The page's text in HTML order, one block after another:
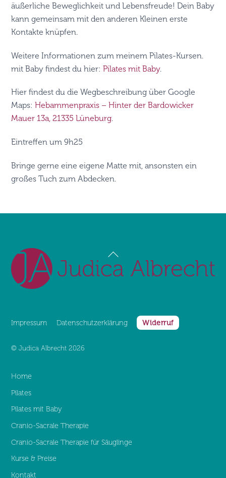
äußerliche Beweglichkeit und Lebensfreude! Dein Baby
kann gemeinsam mit den anderen Kleinen erste
Kontakte knüpfen.
Weitere Informationen zum meinem Pilates-Kursen.
mit Baby findest du hier:Pilates mit Baby.
Hier findest du die Wegbeschreibung über Google
Maps:Hebammenpraxis – Hinter der Bardowicker
Mauer 13a, 21335 Lüneburg.
Eintreffen um 9h25
Bringe gerne eine eigene Matte mit, ansonsten ein
großes Tuch zum Abdecken.
Back
To
Top
Impressum Datenschutz­erklärung Widerruf
©Judica Albrecht 2026
Home
Pilates
Pilates mit Baby
Cranio-Sacrale Therapie
Cranio-Sacrale Therapie für Säuglinge
Kurse & Preise
Kontakt